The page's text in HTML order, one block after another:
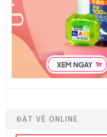
ĐẶT VÉ ONLINE